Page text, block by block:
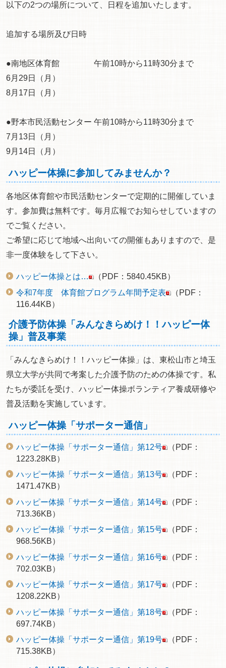
以下の2つの場所について、日程を追加いたします。
追加する場所及び日時
●南地区体育館 午前10時から11時30分まで
6月29日（月）
8月17日（月）
●野本市民活動センター 午前10時から11時30分まで
7月13日（月）
9月14日（月）
ハッピー体操に参加してみませんか？
各地区体育館や市民活動センターで定期的に開催していま
す。参加費は無料です。毎月広報でお知らせしていますの
でご覧ください。
ご希望に応じて地域へ出向いての開催もありますので、是
非一度体験をして下さい。
ハッピー体操とは… （PDF：5840.45KB）
令和7年度 体育館プログラム年間予定表 （PDF：
116.44KB）
介護予防体操「みんなきらめけ！！ハッピー体
操」普及事業
「みんなきらめけ！！ハッピー体操」は、東松山市と埼玉
県立大学が共同で考案した介護予防のための体操です。私
たちが委託を受け、ハッピー体操ボランティア養成研修や
普及活動を実施しています。
ハッピー体操「サポーター通信」
ハッピー体操「サポーター通信」第12号 （PDF：
1223.28KB）
ハッピー体操「サポーター通信」第13号 （PDF：
1471.47KB）
ハッピー体操「サポーター通信」第14号 （PDF：
713.36KB）
ハッピー体操「サポーター通信」第15号 （PDF：
968.56KB）
ハッピー体操「サポーター通信」第16号 （PDF：
702.03KB）
ハッピー体操「サポーター通信」第17号 （PDF：
1208.22KB）
ハッピー体操「サポーター通信」第18号 （PDF：
697.74KB）
ハッピー体操「サポーター通信」第19号 （PDF：
715.38KB）